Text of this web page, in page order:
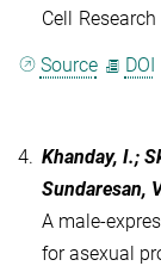
Cell
Source DOI
4. Khanday, I.;
Sundaresan,
A male-
for asexual